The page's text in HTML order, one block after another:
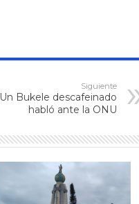
Siguiente
Un Bukele descafeinado
habló ante la ONU